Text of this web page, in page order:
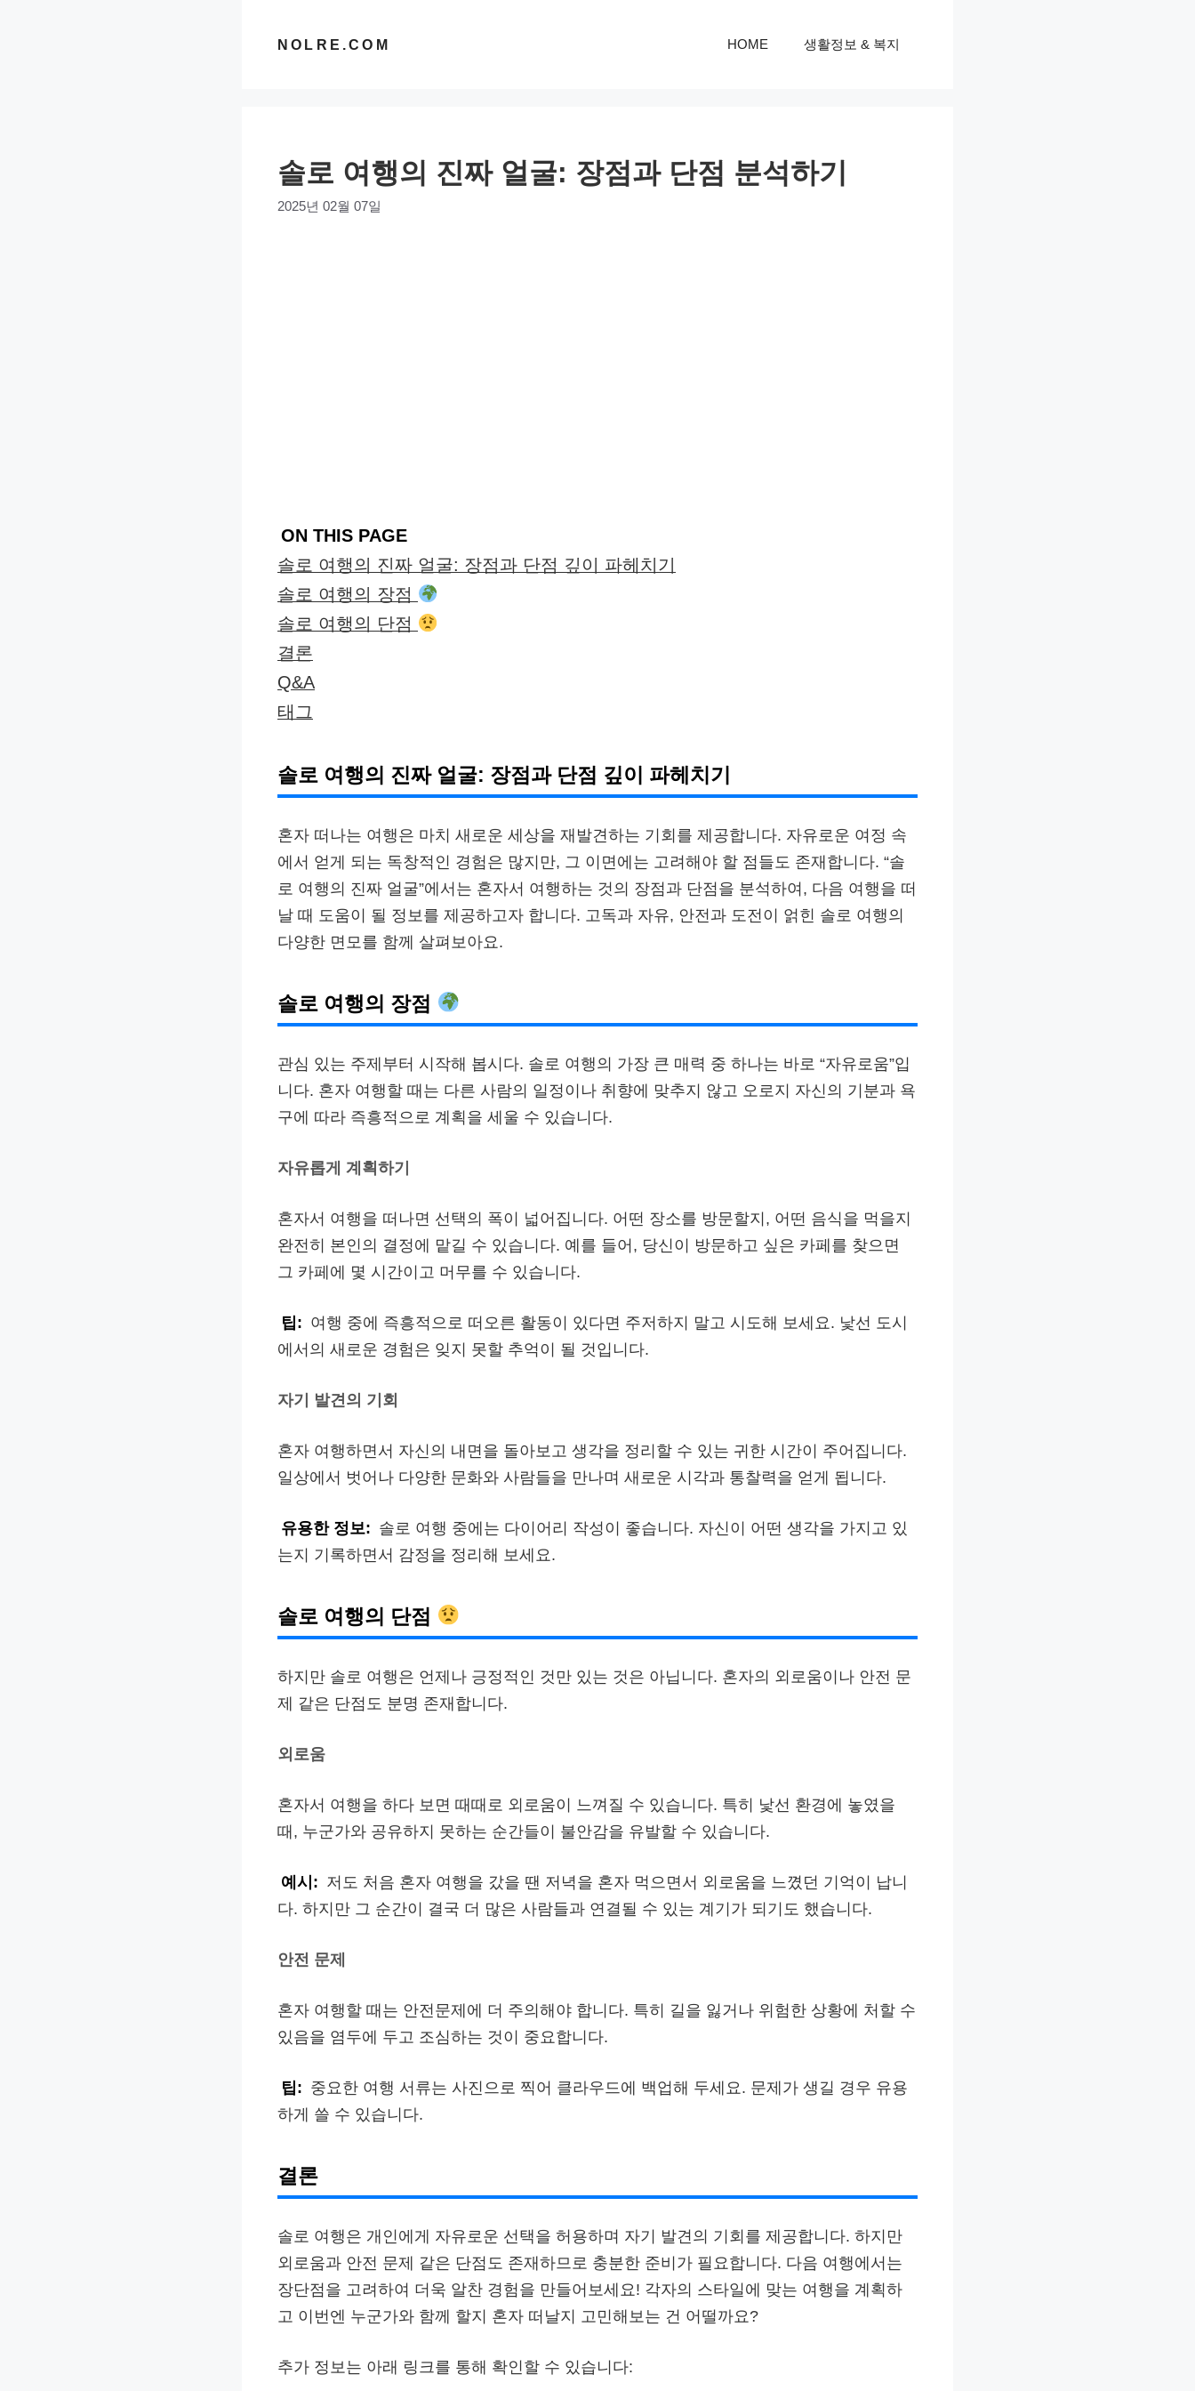
NOLRE.COM HOME 생활정보 & 복지
솔로 여행의 진짜 얼굴: 장점과 단점 분석하기
2025년 02월 07일
ON THIS PAGE
솔로 여행의 진짜 얼굴: 장점과 단점 깊이 파헤치기
솔로 여행의 장점
솔로 여행의 단점
결론
Q&A
태그
솔로 여행의 진짜 얼굴: 장점과 단점 깊이 파헤치기
혼자 떠나는 여행은 마치 새로운 세상을 재발견하는 기회를 제공합니다. 자유로운 여정 속
에서 얻게 되는 독창적인 경험은 많지만, 그 이면에는 고려해야 할 점들도 존재합니다. “솔
로 여행의 진짜 얼굴”에서는 혼자서 여행하는 것의 장점과 단점을 분석하여, 다음 여행을 떠
날 때 도움이 될 정보를 제공하고자 합니다. 고독과 자유, 안전과 도전이 얽힌 솔로 여행의
다양한 면모를 함께 살펴보아요.
솔로 여행의 장점
관심 있는 주제부터 시작해 봅시다. 솔로 여행의 가장 큰 매력 중 하나는 바로 “자유로움”입
니다. 혼자 여행할 때는 다른 사람의 일정이나 취향에 맞추지 않고 오로지 자신의 기분과 욕
구에 따라 즉흥적으로 계획을 세울 수 있습니다.
자유롭게 계획하기
혼자서 여행을 떠나면 선택의 폭이 넓어집니다. 어떤 장소를 방문할지, 어떤 음식을 먹을지
완전히 본인의 결정에 맡길 수 있습니다. 예를 들어, 당신이 방문하고 싶은 카페를 찾으면
그 카페에 몇 시간이고 머무를 수 있습니다.
팁: 여행 중에 즉흥적으로 떠오른 활동이 있다면 주저하지 말고 시도해 보세요. 낯선 도시
에서의 새로운 경험은 잊지 못할 추억이 될 것입니다.
자기 발견의 기회
혼자 여행하면서 자신의 내면을 돌아보고 생각을 정리할 수 있는 귀한 시간이 주어집니다.
일상에서 벗어나 다양한 문화와 사람들을 만나며 새로운 시각과 통찰력을 얻게 됩니다.
유용한 정보: 솔로 여행 중에는 다이어리 작성이 좋습니다. 자신이 어떤 생각을 가지고 있
는지 기록하면서 감정을 정리해 보세요.
솔로 여행의 단점
하지만 솔로 여행은 언제나 긍정적인 것만 있는 것은 아닙니다. 혼자의 외로움이나 안전 문
제 같은 단점도 분명 존재합니다.
외로움
혼자서 여행을 하다 보면 때때로 외로움이 느껴질 수 있습니다. 특히 낯선 환경에 놓였을
때, 누군가와 공유하지 못하는 순간들이 불안감을 유발할 수 있습니다.
예시: 저도 처음 혼자 여행을 갔을 땐 저녁을 혼자 먹으면서 외로움을 느꼈던 기억이 납니
다. 하지만 그 순간이 결국 더 많은 사람들과 연결될 수 있는 계기가 되기도 했습니다.
안전 문제
혼자 여행할 때는 안전문제에 더 주의해야 합니다. 특히 길을 잃거나 위험한 상황에 처할 수
있음을 염두에 두고 조심하는 것이 중요합니다.
팁: 중요한 여행 서류는 사진으로 찍어 클라우드에 백업해 두세요. 문제가 생길 경우 유용
하게 쓸 수 있습니다.
결론
솔로 여행은 개인에게 자유로운 선택을 허용하며 자기 발견의 기회를 제공합니다. 하지만
외로움과 안전 문제 같은 단점도 존재하므로 충분한 준비가 필요합니다. 다음 여행에서는
장단점을 고려하여 더욱 알찬 경험을 만들어보세요! 각자의 스타일에 맞는 여행을 계획하
고 이번엔 누군가와 함께 할지 혼자 떠날지 고민해보는 건 어떨까요?
추가 정보는 아래 링크를 통해 확인할 수 있습니다: